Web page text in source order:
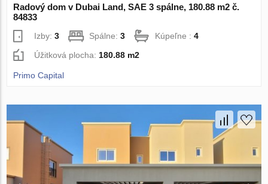
Radový dom v Dubai Land, SAE 3 spálne, 180.88 m2 č.
84833
Izby:3 Spálne:3 Kúpeľne :4
Úžitková plocha: 180.88 m2
Primo Capital